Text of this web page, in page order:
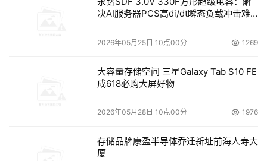
决AI服务器PCS高di/dt瞬态负载冲击难
2026年05月25日 10点00分 1269
大容量存储空间 三星Galaxy Tab S10 FE
成618必购大屏好物
2026年05月28日 10点00分 1976
存储品牌康盈半导体乔迁新址前海人寿大
厦